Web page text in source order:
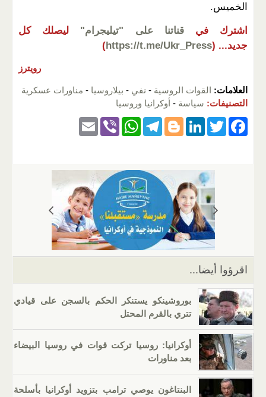
الخميس.
اشترك في قناتنا على "تيليجرام"
ليصلك كل
جديد... (
https://t.me/Ukr_Press
)
رويترز
العلامات: القوات الروسية - نفي - بيلاروسيا - مناورات عسكرية
التصنيفات: سياسة - أوكرانيا وروسيا
F
k
T
er
Li
e
dI
n
Bl
g
er
T
gr
a
m
W
s
A
p
p
Vi
اقرؤوا أيضا...
بوروشينكو يستنكر الحكم بالسجن على قيادي
تتري بالقرم المحتل
أوكرانيا: روسيا تركت قوات في روسيا البيضاء
بعد مناورات
البنتاغون يوصي ترامب بتزويد أوكرانيا بأسلحة